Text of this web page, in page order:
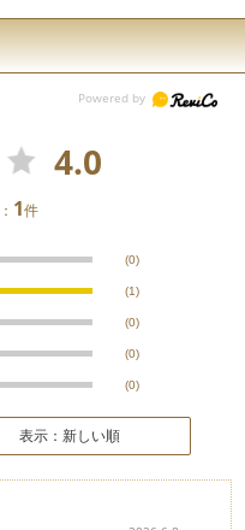
4.0
1件
(0)
(1)
(0)
(0)
(0)
表示：新しい順